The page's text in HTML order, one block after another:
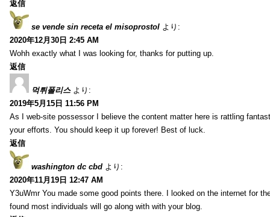
返信
se vende sin receta el misoprostol より:
2020年12月30日 2:45 AM
Wohh exactly what I was looking for, thanks for putting up.
返信
먹튀폴리스 より:
2019年5月15日 11:56 PM
As I web-site possessor I believe the content matter here is rattling
your efforts. You should keep it up forever! Best of luck.
返信
washington dc cbd より:
2020年11月19日 12:47 AM
Y3uWmr You made some good points there. I looked on the internet for
found most individuals will go along with with your blog.